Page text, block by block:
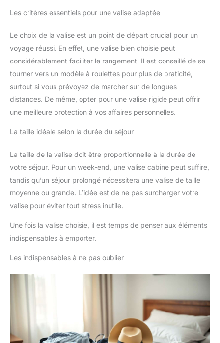
Les critères essentiels pour une valise adaptée
Le choix de la valise est un point de départ crucial pour un
voyage réussi. En effet, une valise bien choisie peut
considérablement faciliter le rangement. Il est conseillé de se
tourner vers un modèle à roulettes pour plus de praticité,
surtout si vous prévoyez de marcher sur de longues
distances. De même, opter pour une valise rigide peut offrir
une meilleure protection à vos affaires personnelles.
La taille idéale selon la durée du séjour
La taille de la valise doit être proportionnelle à la durée de
votre séjour. Pour un week-end, une valise cabine peut suffire,
tandis qu’un séjour prolongé nécessitera une valise de taille
moyenne ou grande. L’idée est de ne pas surcharger votre
valise pour éviter tout stress inutile.
Une fois la valise choisie, il est temps de penser aux éléments
indispensables à emporter.
Les indispensables à ne pas oublier